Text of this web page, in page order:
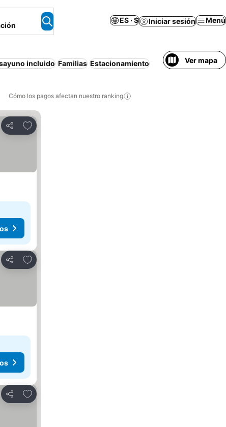
ES · $ Iniciar sesión Menú
incluido Familias Estacionamiento Ver mapa
Cómo los pagos afectan nuestro ranking
Compartir
Agregar a favoritos
Compartir
Agregar a favoritos
Compartir
Agregar a favoritos